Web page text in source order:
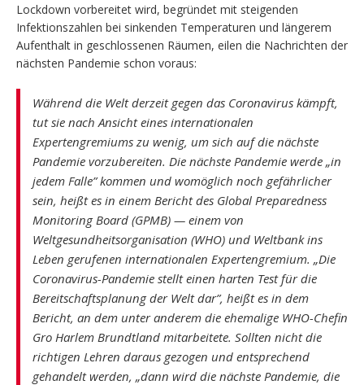
Lockdown vorbereitet wird, begründet mit steigenden
Infektionszahlen bei sinkenden Temperaturen und längerem
Aufenthalt in geschlossenen Räumen, eilen die Nachrichten der
nächsten Pandemie schon voraus:
Während die Welt derzeit gegen das Coronavirus kämpft,
tut sie nach Ansicht eines internationalen
Expertengremiums zu wenig, um sich auf die nächste
Pandemie vorzubereiten. Die nächste Pandemie werde „in
jedem Falle” kommen und womöglich noch gefährlicher
sein, heißt es in einem Bericht des Global Preparedness
Monitoring Board (GPMB) — einem von
Weltgesundheitsorganisation (WHO) und Weltbank ins
Leben gerufenen internationalen Expertengremium. „Die
Coronavirus-Pandemie stellt einen harten Test für die
Bereitschaftsplanung der Welt dar”, heißt es in dem
Bericht, an dem unter anderem die ehemalige WHO-Chefin
Gro Harlem Brundtland mitarbeitete. Sollten nicht die
richtigen Lehren daraus gezogen und entsprechend
gehandelt werden, „dann wird die nächste Pandemie, die